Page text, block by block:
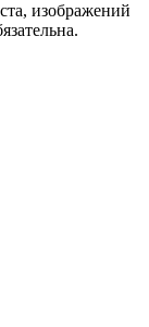
изображений